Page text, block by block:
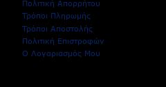
Πολιτική Απορρήτου
Τρόποι Πληρωμής
Τρόποι Αποστολής
Πολιτική Επιστροφών
Ο Λογαριασμός Μου